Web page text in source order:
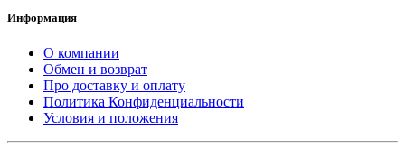
Информация
О компании
Обмен и возврат
Про доставку и оплату
Политика Конфиденциальности
Условия и положения